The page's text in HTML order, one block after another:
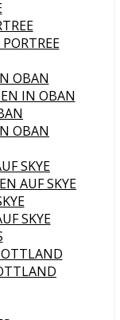
OBAN
IN OBAN
OBAN
SKYE
AUF SKYE
SKYE